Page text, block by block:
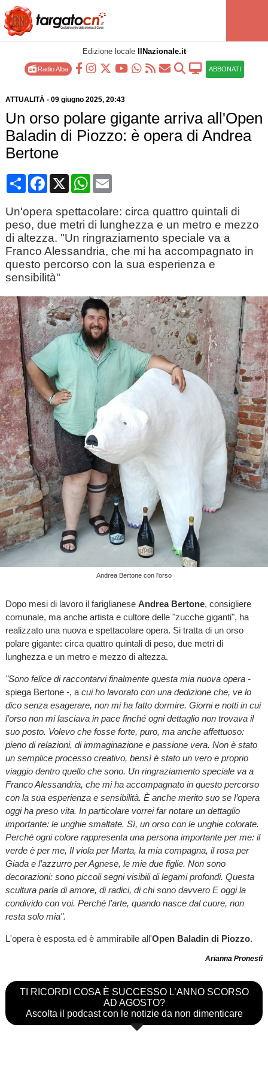
Edizione locale IlNazionale.it
Radio Alba ABBONATI
ATTUALITÀ- 09 giugno 2025, 20:43
Un orso polare gigante arriva all'Open
Baladin di Piozzo: è opera di Andrea
Bertone
CondividiFacebook
X WhatsApp
Email
Un'opera spettacolare: circa quattro quintali di
peso, due metri di lunghezza e un metro e mezzo
di altezza. "Un ringraziamento speciale va a
Franco Alessandria, che mi ha accompagnato in
questo percorso con la sua esperienza e
sensibilità"
Andrea Bertone con l'orso
Dopo mesi di lavoro il fariglianese Andrea Bertone, consigliere
comunale, ma anche artista e cultore delle "zucche giganti", ha
realizzato una nuova e spettacolare opera. Si tratta di un orso
polare gigante: circa quattro quintali di peso, due metri di
lunghezza e un metro e mezzo di altezza.
"Sono felice di raccontarvi finalmente questa mia nuova opera -
spiega Bertone -, acui ho lavorato con una dedizione che, ve lo
dico senza esagerare, non mi ha fatto dormire. Giorni e notti in cui
l’orso non mi lasciava in pace finché ogni dettaglio non trovava il
suo posto. Volevo che fosse forte, puro, ma anche affettuoso:
pieno di relazioni, di immaginazione e passione vera. Non è stato
un semplice processo creativo, bensì è stato un vero e proprio
viaggio dentro quello che sono. Un ringraziamento speciale va a
Franco Alessandria, che mi ha accompagnato in questo percorso
con la sua esperienza e sensibilità. È anche merito suo se l’opera
oggi ha preso vita. In particolare vorrei far notare un dettaglio
importante: le unghie smaltate. Sì, un orso con le unghie colorate.
Perché ogni colore rappresenta una persona importante per me: il
verde è per me, Il viola per Marta, la mia compagna, il rosa per
Giada e l’azzurro per Agnese, le mie due figlie. Non sono
decorazioni: sono piccoli segni visibili di legami profondi. Questa
scultura parla di amore, di radici, di chi sono davvero E oggi la
condivido con voi. Perché l’arte, quando nasce dal cuore, non
resta solo mia".
L'opera è esposta ed è ammirabile all'Open Baladin di Piozzo.
Arianna Pronestì
TI RICORDI COSA È SUCCESSO L’ANNO SCORSO
AD AGOSTO?
Ascolta il podcast con le notizie da non dimenticare